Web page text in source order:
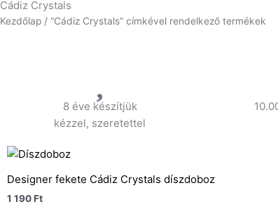
Cádiz Crystals
Kezdőlap / “Cádiz Crystals” címkével rendelkező termékek
8 éve készítjük
kézzel, szeretettel
Designer fekete Cádiz Crystals díszdoboz
1 190Ft